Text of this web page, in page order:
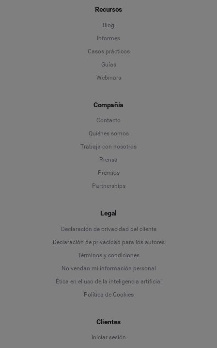
Recursos
Blog
Informes
Casos prácticos
Guías
Webinars
Compañía
Contacto
Quiénes somos
Trabaja con nosotros
Prensa
Premios
Partnerships
Legal
Declaración de privacidad del cliente
Declaración de privacidad para los autores
Términos y condiciones
No vendan mi información personal
Ética en el uso de la inteligencia artificial
Política de Cookies
Clientes
Iniciar sesión
Language
Deutsch